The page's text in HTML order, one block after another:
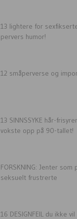
13 lightere for
pervers humor!
12 småperverse og
13 SINNSSYKE hår-
vokste opp på 90-tallet!
FORSKNING: Jenter
seksuelt frustrerte
16 DESIGNFEIL du ikke